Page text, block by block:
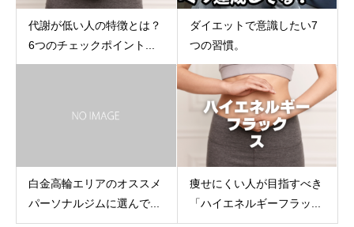
代謝が低い人の特徴とは？
6つのチェックポイント...
ダイエットで意識したい7
つの習慣。
白金高輪エリアのオススメ
パーソナルジムに選んで...
痩せにくい人が目指すべき
「ハイエネルギーフラッ...